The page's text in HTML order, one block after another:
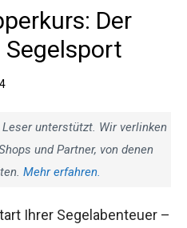
Der
Segelsport
unterstützt. Wir verlinken
und Partner, von denen
Mehr erfahren.
Ihrer Segelabenteuer –